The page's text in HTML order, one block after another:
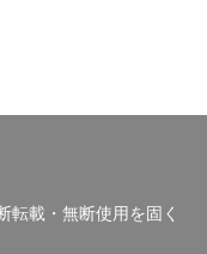
転載・無断使用を固く